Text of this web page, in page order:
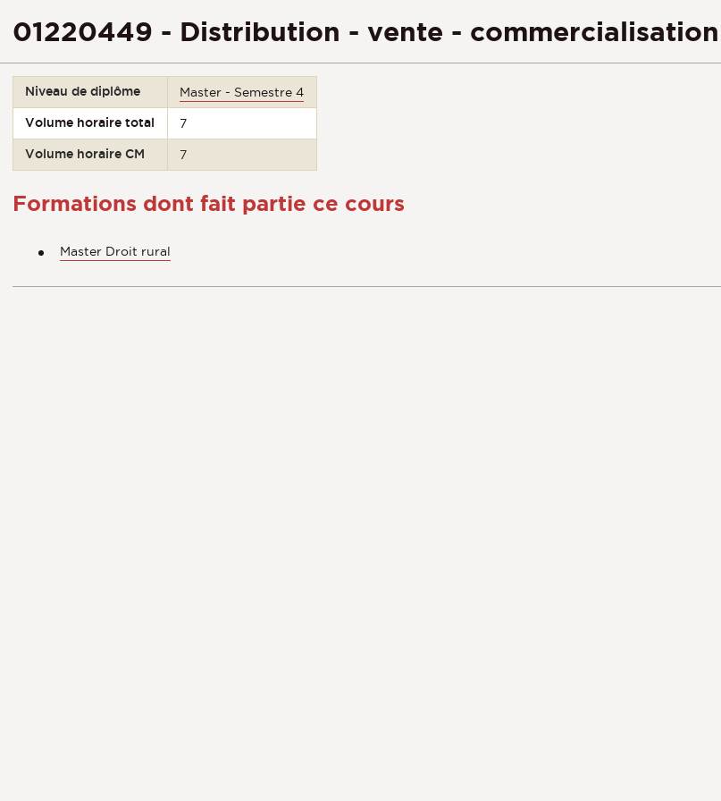
01220449 - Distribution - vente - commercialisation
Niveau de diplôme Master - Semestre 4
Volume horaire total 7
Volume horaire CM 7
Formations dont fait partie ce cours
Master Droit rural